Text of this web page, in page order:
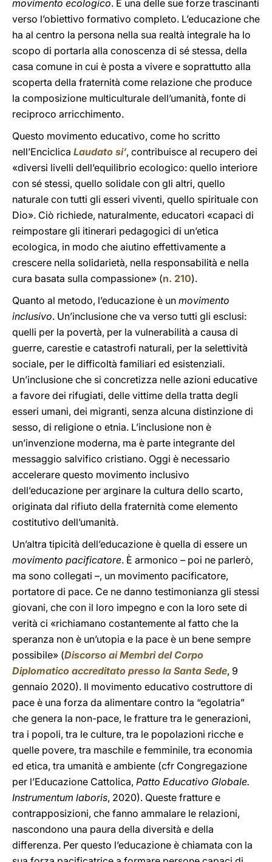
movimento ecologico. È una delle sue forze trascinanti
verso l’obiettivo formativo completo. L’educazione che
ha al centro la persona nella sua realtà integrale ha lo
scopo di portarla alla conoscenza di sé stessa, della
casa comune in cui è posta a vivere e soprattutto alla
scoperta della fraternità come relazione che produce
la composizione multiculturale dell’umanità, fonte di
reciproco arricchimento.
Questo movimento educativo, come ho scritto
nell’Enciclica Laudato si’, contribuisce al recupero dei
«diversi livelli dell’equilibrio ecologico: quello interiore
con sé stessi, quello solidale con gli altri, quello
naturale con tutti gli esseri viventi, quello spirituale con
Dio». Ciò richiede, naturalmente, educatori «capaci di
reimpostare gli itinerari pedagogici di un’etica
ecologica, in modo che aiutino effettivamente a
crescere nella solidarietà, nella responsabilità e nella
cura basata sulla compassione» (n. 210).
Quanto al metodo, l’educazione è un movimento
inclusivo. Un’inclusione che va verso tutti gli esclusi:
quelli per la povertà, per la vulnerabilità a causa di
guerre, carestie e catastrofi naturali, per la selettività
sociale, per le difficoltà familiari ed esistenziali.
Un’inclusione che si concretizza nelle azioni educative
a favore dei rifugiati, delle vittime della tratta degli
esseri umani, dei migranti, senza alcuna distinzione di
sesso, di religione o etnia. L’inclusione non è
un’invenzione moderna, ma è parte integrante del
messaggio salvifico cristiano. Oggi è necessario
accelerare questo movimento inclusivo
dell’educazione per arginare la cultura dello scarto,
originata dal rifiuto della fraternità come elemento
costitutivo dell’umanità.
Un’altra tipicità dell’educazione è quella di essere un
movimento pacificatore. È armonico – poi ne parlerò,
ma sono collegati –, un movimento pacificatore,
portatore di pace. Ce ne danno testimonianza gli stessi
giovani, che con il loro impegno e con la loro sete di
verità ci «richiamano costantemente al fatto che la
speranza non è un’utopia e la pace è un bene sempre
possibile» (Discorso ai Membri del Corpo
Diplomatico accreditato presso la Santa Sede, 9
gennaio 2020). Il movimento educativo costruttore di
pace è una forza da alimentare contro la “egolatria”
che genera la non-pace, le fratture tra le generazioni,
tra i popoli, tra le culture, tra le popolazioni ricche e
quelle povere, tra maschile e femminile, tra economia
ed etica, tra umanità e ambiente (cfr Congregazione
per l’Educazione Cattolica, Patto Educativo Globale.
Instrumentum laboris, 2020). Queste fratture e
contrapposizioni, che fanno ammalare le relazioni,
nascondono una paura della diversità e della
differenza. Per questo l’educazione è chiamata con la